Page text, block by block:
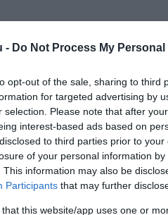
- Do Not Process My
opt-out of the sale, sharing to third
for targeted advertising by
selection. Please note that after
interest-based ads based on
to third parties prior to
of your personal information
This information may also be
Participants that may further
that this website/app uses one or
stabil évet tud maga
Zrt.
visszaesett, a
panasz.